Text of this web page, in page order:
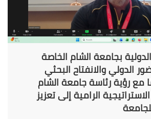
بجامعة الشام الخاصة
الدولي والانفتاح البحثي
مع رؤية رئاسة جامعة الشام
الرامية إلى تعزيز